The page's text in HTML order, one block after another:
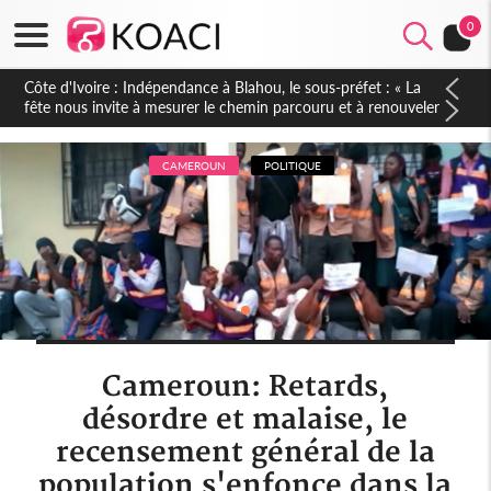
0
Côte d'Ivoire : Indépendance à Blahou, le sous-préfet : « La
fête nous invite à mesurer le chemin parcouru et à renouveler
notre engagement collectif en faveur du développement »
CAMEROUN POLITIQUE
Cameroun: Retards,
désordre et malaise, le
recensement général de la